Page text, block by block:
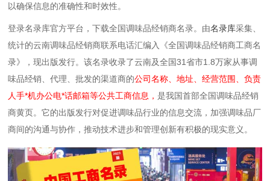
以确保信息的准确性和时效性。
登录名录库官方平台，下载全国调味品经销商名录。由名录库采集、
统计的云南调味品经销商联系电话汇编入《全国调味品经销商工商名
录》，现出版发行。该名录收录了云南及全国31省市1.8万家从事调
味品经销、代理、批发的渠道商的公司名称、地址、经营范围、负责
人手*机办公电*话邮箱等公共工商信息，是我国首部全国调味品经销
商黄页。它的出版发行对促进调味品行业的信息交流，加强调味品厂
商间的沟通与协作，推动技术进步和管理创新有积极的现实意义。